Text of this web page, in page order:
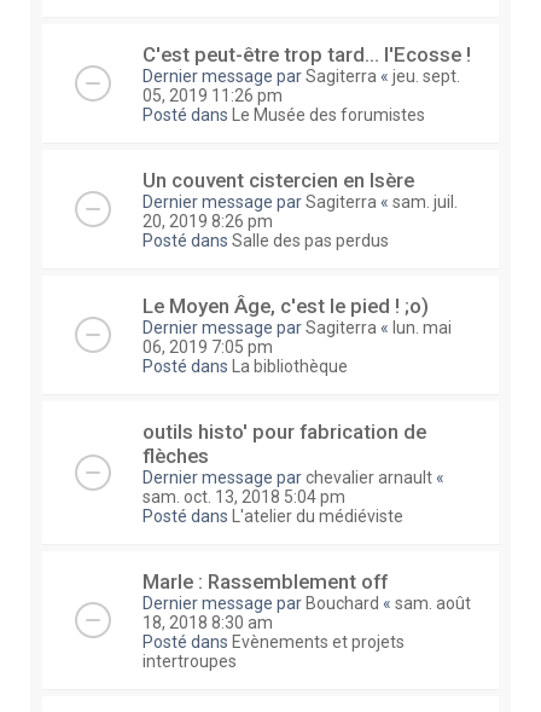
C'est peut-être trop tard... l'Ecosse !
Dernier message parSagiterra « jeu. sept.
05, 2019 11:26 pm
Posté dans
Le Musée des forumistes
Un couvent cistercien en Isère
Dernier message parSagiterra « sam. juil.
20, 2019 8:26 pm
Posté dans Salle des pas perdus
Le Moyen Âge, c'est le pied ! ;o)
Dernier message parSagiterra « lun. mai
06, 2019 7:05 pm
Posté dans
La bibliothèque
outils histo' pour fabrication de
flèches
Dernier message parchevalier arnault «
sam. oct. 13, 2018 5:04 pm
Posté dans
L'atelier du médiéviste
Marle : Rassemblement off
Dernier message par Bouchard « sam. août
18, 2018 8:30 am
Posté dans Evènements et projets
intertroupes